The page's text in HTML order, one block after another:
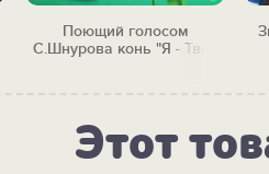
Поющий голосом
С.Шнурова конь "Я - Твой
Этот